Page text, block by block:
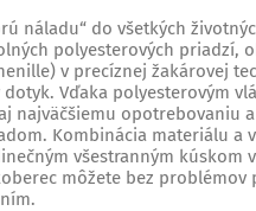
náladu“ do všetkých
polyesterových priadzí,
v precíznej žakárovej
Vďaka polyesterovým
najväčšiemu opotrebovaniu
Kombinácia materiálu a
všestranným kúskom
môžete bez problémov